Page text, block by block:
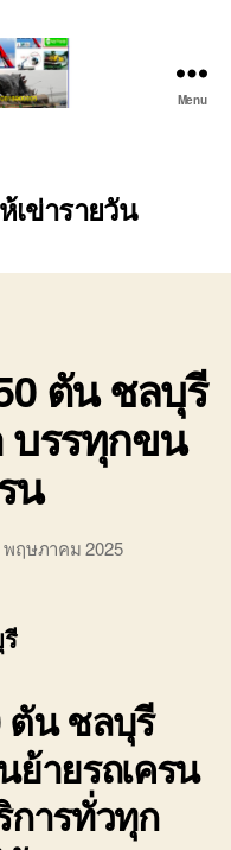
Menu
เข่ารายวัน
ตัน ชลบุรี
บรรทุกขน
น
พฤษภาคม 2025
ตัน ชลบุรี
ย้ายรถเครน
ารทั่วทุก